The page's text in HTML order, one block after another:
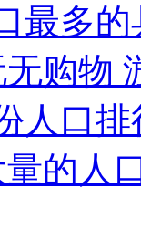
最多
购物
人口排
的人